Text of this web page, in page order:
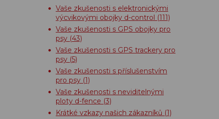
Vaše zkušenosti s elektronickými
výcvikovými obojky d-control (111)
Vaše zkušenosti s GPS obojky pro
psy (43)
Vaše zkušenosti s GPS trackery pro
psy (5)
Vaše zkušenosti s příslušenstvím
pro psy (1)
Vaše zkušenosti s neviditelnými
ploty d-fence (3)
Krátké vzkazy našich zákazníků (1)